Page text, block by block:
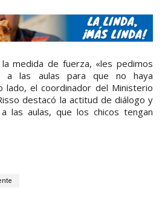
medida de fuerza, «les pedimos
a las aulas para que no haya
lado, el coordinador del Ministerio
destacó la actitud de diálogo y
las aulas, que los chicos tengan